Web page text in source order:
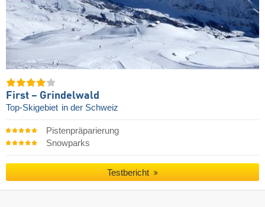
First – Grindelwald
Top-Skigebiet in der Schweiz
Pistenpräparierung
Snowparks
Testbericht